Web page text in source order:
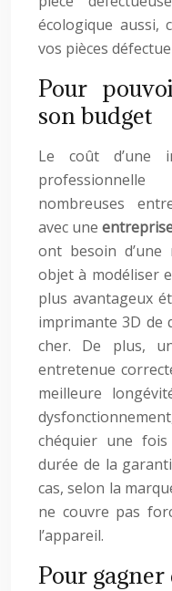
écologique aussi,
vos pièces
Pour
son budget
Le coût d’une
nombreuses
avec une
ont besoin
objet à modéliser
plus avantageux
imprimante 3D de
cher. De plus,
entretenue
meilleure
chéquier une
durée de la
cas, selon la
ne couvre pas
l’appareil.
Pour